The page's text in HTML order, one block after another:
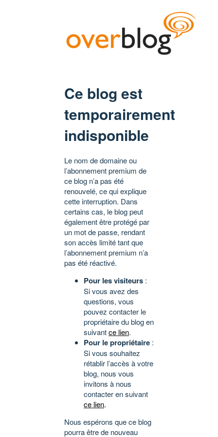
Ce blog est
temporairement
indisponible
Le nom de domaine ou
l’abonnement premium de
ce blog n’a pas été
renouvelé, ce qui explique
cette interruption. Dans
certains cas, le blog peut
également être protégé par
un mot de passe, rendant
son accès limité tant que
l’abonnement premium n’a
pas été réactivé.
Pour les visiteurs :
Si vous avez des
questions, vous
pouvez contacter le
propriétaire du blog en
suivantce lien.
Pour le propriétaire :
Si vous souhaitez
rétablir l’accès à votre
blog, nous vous
invitons à nous
contacter en suivant
ce lien.
Nous espérons que ce blog
pourra être de nouveau